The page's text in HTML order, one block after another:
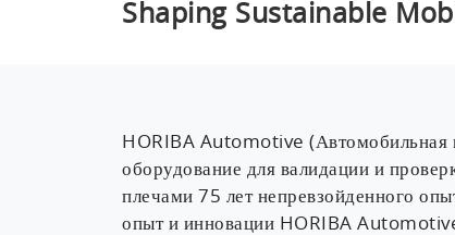
Shaping Sustainable
HORIBA Automotive (Автомобильная
оборудование для валидации и
плечами 75 лет непревзойденного
опыт и инновации HORIBA